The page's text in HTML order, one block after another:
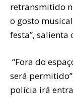
retransmitido
o gosto
festa”, salienta
“Fora do
será
polícia irá